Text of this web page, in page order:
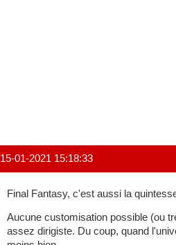
15-01-2021 15:18:33
Final Fantasy, c'est aussi la
Aucune customisation possible (ou
assez dirigiste. Du coup, quand